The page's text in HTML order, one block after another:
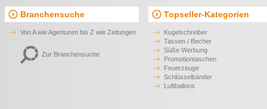
Branchensuche
Von A wie Agenturen bis Z wie Zeitungen.
Zur Branchensuche
Topseller-Kategorien
Kugelschreiber
Tassen / Becher
Süße Werbung
Promotiontaschen
Feuerzeuge
Schlüsselbänder
Luftballons